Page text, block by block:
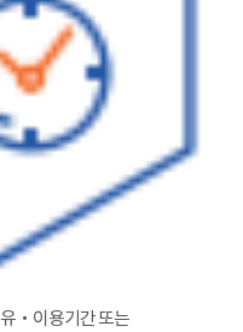
유‧이용기간 또는